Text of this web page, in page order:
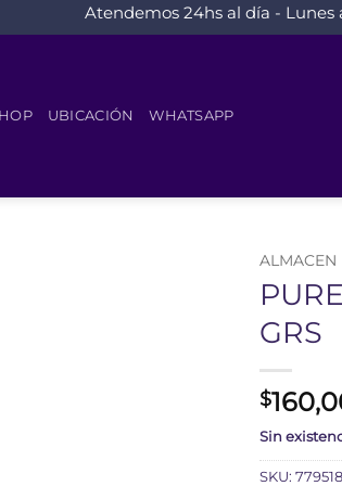
Atendemos 24hs al día - Lunes
UBICACIÓN WHATSAPP
ALMACEN
GRS
$
Sin
SKU: